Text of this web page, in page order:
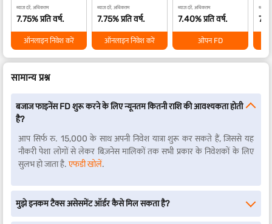
ब्याज दरें, अधिकतम
7.75% प्रति वर्ष.
ऑनलाइन निवेश करें
ब्याज दरें, अधिकतम
7.75% प्रति वर्ष.
ऑनलाइन निवेश करें
ब्याज दरें, अधिकतम
7.40% प्रति वर्ष.
ओपन FD
ब्याज
सामान्य प्रश्न
बजाज फाइनेंस FD शुरू करने के लिए न्यूनतम कितनी राशि की आवश्यकता होती
है?
आप सिर्फ रु. 15,000 के साथ अपनी निवेश यात्रा शुरू कर सकते हैं, जिससे यह
नौकरी पेशा लोगों से लेकर बिज़नेस मालिकों तक सभी प्रकार के निवेशकों के लिए
सुलभ हो जाता है.एफडी खोलें.
मुझे इनकम टैक्स असेसमेंट ऑर्डर कैसे मिल सकता है?